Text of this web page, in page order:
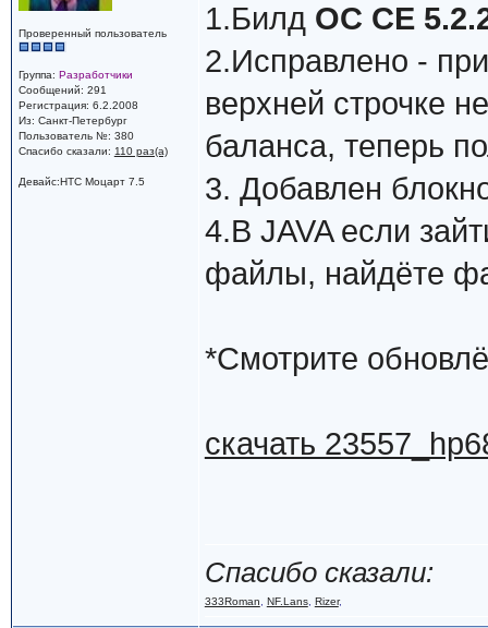
Проверенный пользователь
Группа: Разработчики
Сообщений: 291
Регистрация: 6.2.2008
Из: Санкт-Петербург
Пользователь №: 380
Спасибо сказали: 110 раз(а)
Девайс:HTC Моцарт 7.5
1.Билд ОС СЕ
2.Исправлено -
верхней строчке
баланса, теперь
3. Добавлен
4.В JAVA если
файлы, найдёте
*Смотрите
скачать
Спасибо сказали:
333Roman NF.Lans, Rizer,